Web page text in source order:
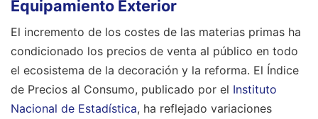
Equipamiento Exterior
El incremento de los costes de las materias primas ha
condicionado los precios de venta al público en todo
el ecosistema de la decoración y la reforma. El Índice
de Precios al Consumo, publicado por el Instituto
Nacional de Estadística, ha reflejado variaciones